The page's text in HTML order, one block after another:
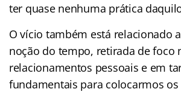
ter quase nenhuma prática
O vício também está relacionado
noção do tempo, retirada de foco
relacionamentos pessoais e em
fundamentais para colocarmos